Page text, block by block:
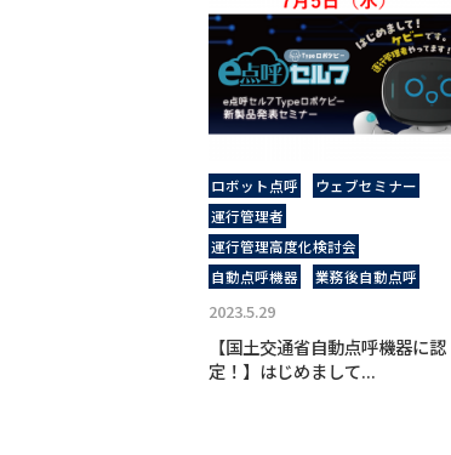
ロボット点呼
ウェブセミナー
運行管理者
運行管理高度化検討会
自動点呼機器
業務後自動点呼
2023.5.29
【国土交通省自動点呼機器に認
定！】はじめまして...